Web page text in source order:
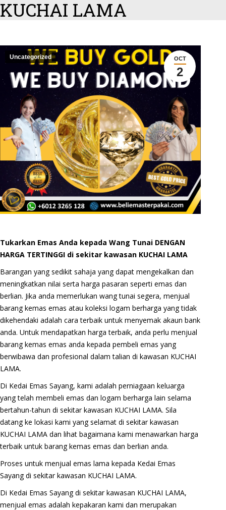
KUCHAI LAMA
OCT
2
Uncategorized
Tukarkan Emas Anda kepada Wang Tunai DENGAN
HARGA TERTINGGI di sekitar kawasan KUCHAI LAMA
Barangan yang sedikit sahaja yang dapat mengekalkan dan
meningkatkan nilai serta harga pasaran seperti emas dan
berlian. Jika anda memerlukan wang tunai segera, menjual
barang kemas emas atau koleksi logam berharga yang tidak
dikehendaki adalah cara terbaik untuk menyemak akaun bank
anda. Untuk mendapatkan harga terbaik, anda perlu menjual
barang kemas emas anda kepada pembeli emas yang
berwibawa dan profesional dalam talian di kawasan KUCHAI
LAMA.
Di Kedai Emas Sayang, kami adalah perniagaan keluarga
yang telah membeli emas dan logam berharga lain selama
bertahun-tahun di sekitar kawasan KUCHAI LAMA. Sila
datang ke lokasi kami yang selamat di sekitar kawasan
KUCHAI LAMA dan lihat bagaimana kami menawarkan harga
terbaik untuk barang kemas emas dan berlian anda.
Proses untuk menjual emas lama kepada Kedai Emas
Sayang di sekitar kawasan KUCHAI LAMA.
Di Kedai Emas Sayang di sekitar kawasan KUCHAI LAMA,
menjual emas adalah kepakaran kami dan merupakan